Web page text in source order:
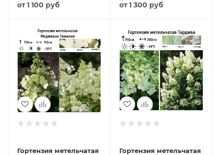
от1 100 руб от1 300 руб
Гортензия метельчатая
Гортензия метельчатая